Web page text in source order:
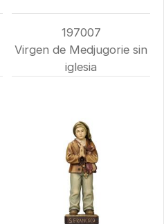
197007
Virgen de Medjugorie sin
iglesia